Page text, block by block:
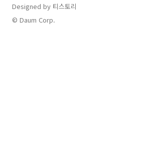
기준으로 자동 분류되며, 신청 시 별도 증빙은 불
필요신청 방법 안내온라인 신청카드사 홈페이
지/앱/ARS/콜센터카카오페이, 네이..
Designed by 티스토리
© Daum Corp.